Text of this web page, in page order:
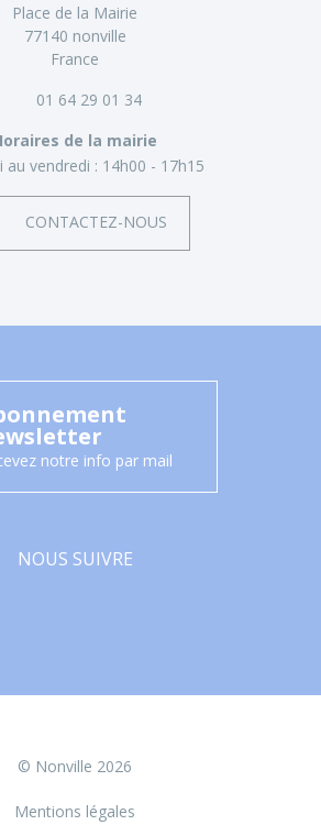
Place de la Mairie
77140 nonville
France
01 64 29 01 34
de la mairie
au vendredi : 14h00 - 17h15
CONTACTEZ-NOUS
notre info par mail
NOUS SUIVRE
© Nonville 2026
Mentions légales